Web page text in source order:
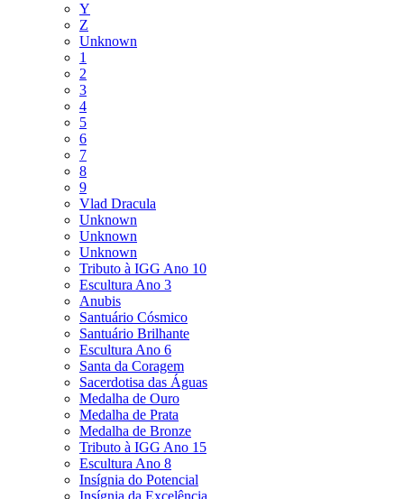
Y
Z
Unknown
1
2
3
4
5
6
7
8
9
Vlad Dracula
Unknown
Unknown
Unknown
Tributo à IGG Ano 10
Escultura Ano 3
Anubis
Santuário Cósmico
Santuário Brilhante
Escultura Ano 6
Santa da Coragem
Sacerdotisa das Águas
Medalha de Ouro
Medalha de Prata
Medalha de Bronze
Tributo à IGG Ano 15
Escultura Ano 8
Insígnia do Potencial